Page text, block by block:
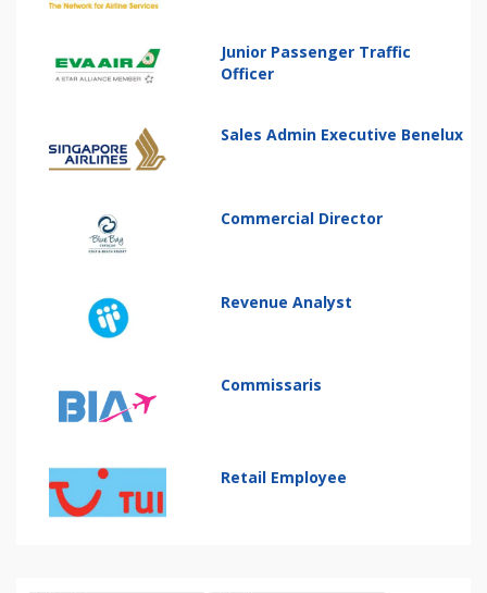
Junior Passenger Traffic
Officer
Sales Admin Executive Benelux
Commercial Director
Revenue Analyst
Commissaris
Retail Employee